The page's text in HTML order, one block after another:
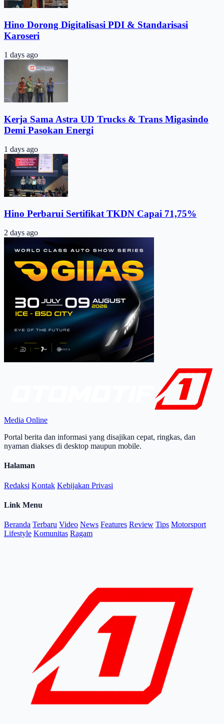
Hino Dorong Digitalisasi PDI & Standarisasi
Karoseri
1 days ago
Kerja Sama Astra UD Trucks & Trans Migasindo
Demi Pasokan Energi
1 days ago
Hino Perbarui Sertifikat TKDN Capai 71,75%
2 days ago
Media Online
Portal berita dan informasi yang disajikan cepat, ringkas, dan
nyaman diakses di desktop maupun mobile.
Halaman
Redaksi Kontak Kebijakan Privasi
Link Menu
Beranda Terbaru Video News Features Review Tips Motorsport
Lifestyle Komunitas Ragam